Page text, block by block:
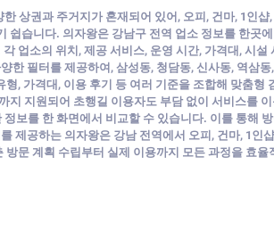
상권과 주거지가 혼재되어 있어, 오피, 건마, 1인
습니다. 의자왕은 강남구 전역 업소 정보를 한곳
업소의 위치, 제공 서비스, 운영 시간, 가격대, 시설
필터를 제공하여, 삼성동, 청담동, 신사동, 역삼
, 가격대, 이용 후기 등 여러 기준을 조합해 맞춤형
지원되어 초행길 이용자도 부담 없이 서비스를
보를 한 화면에서 비교할 수 있습니다. 이를 통해
제공하는 의자왕은 강남 전역에서 오피, 건마, 1인
문 계획 수립부터 실제 이용까지 모든 과정을 효율